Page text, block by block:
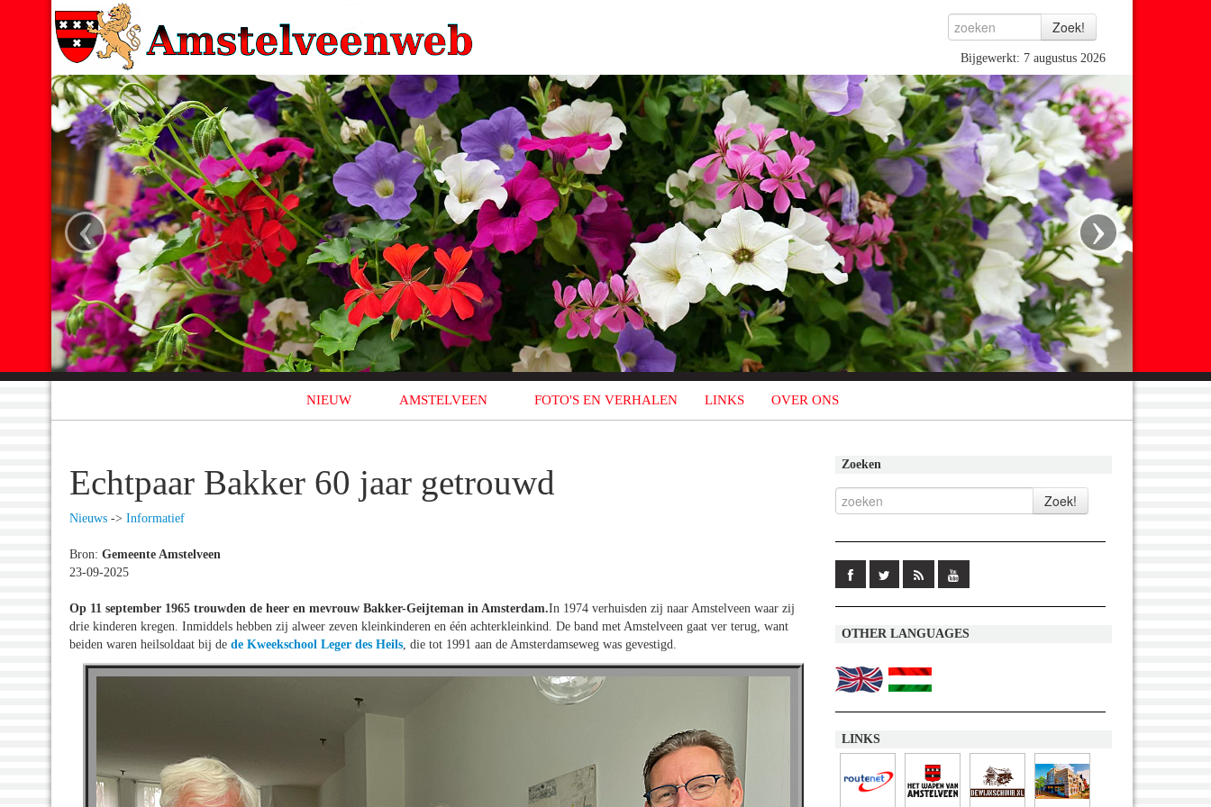
Bijgewerkt: 7 augustus 2026
‹ ›
NIEUW AMSTELVEEN FOTO'S EN VERHALEN LINKS OVER ONS
Echtpaar Bakker 60 jaar getrouwd
Nieuws -> Informatief
Bron: Gemeente Amstelveen
23-09-2025
Op 11 september 1965 trouwden de heer en mevrouw Bakker-Geijteman in Amsterdam.In 1974 verhuisden zij naar Amstelveen waar zij
drie kinderen kregen. Inmiddels hebben zij alweer zeven kleinkinderen en één achterkleinkind. De band met Amstelveen gaat ver terug, want
beiden waren heilsoldaat bij de de Kweekschool Leger des Heils , die tot 1991 aan de Amsterdamseweg was gevestigd.
Zoeken
OTHER LANGUAGES
LINKS